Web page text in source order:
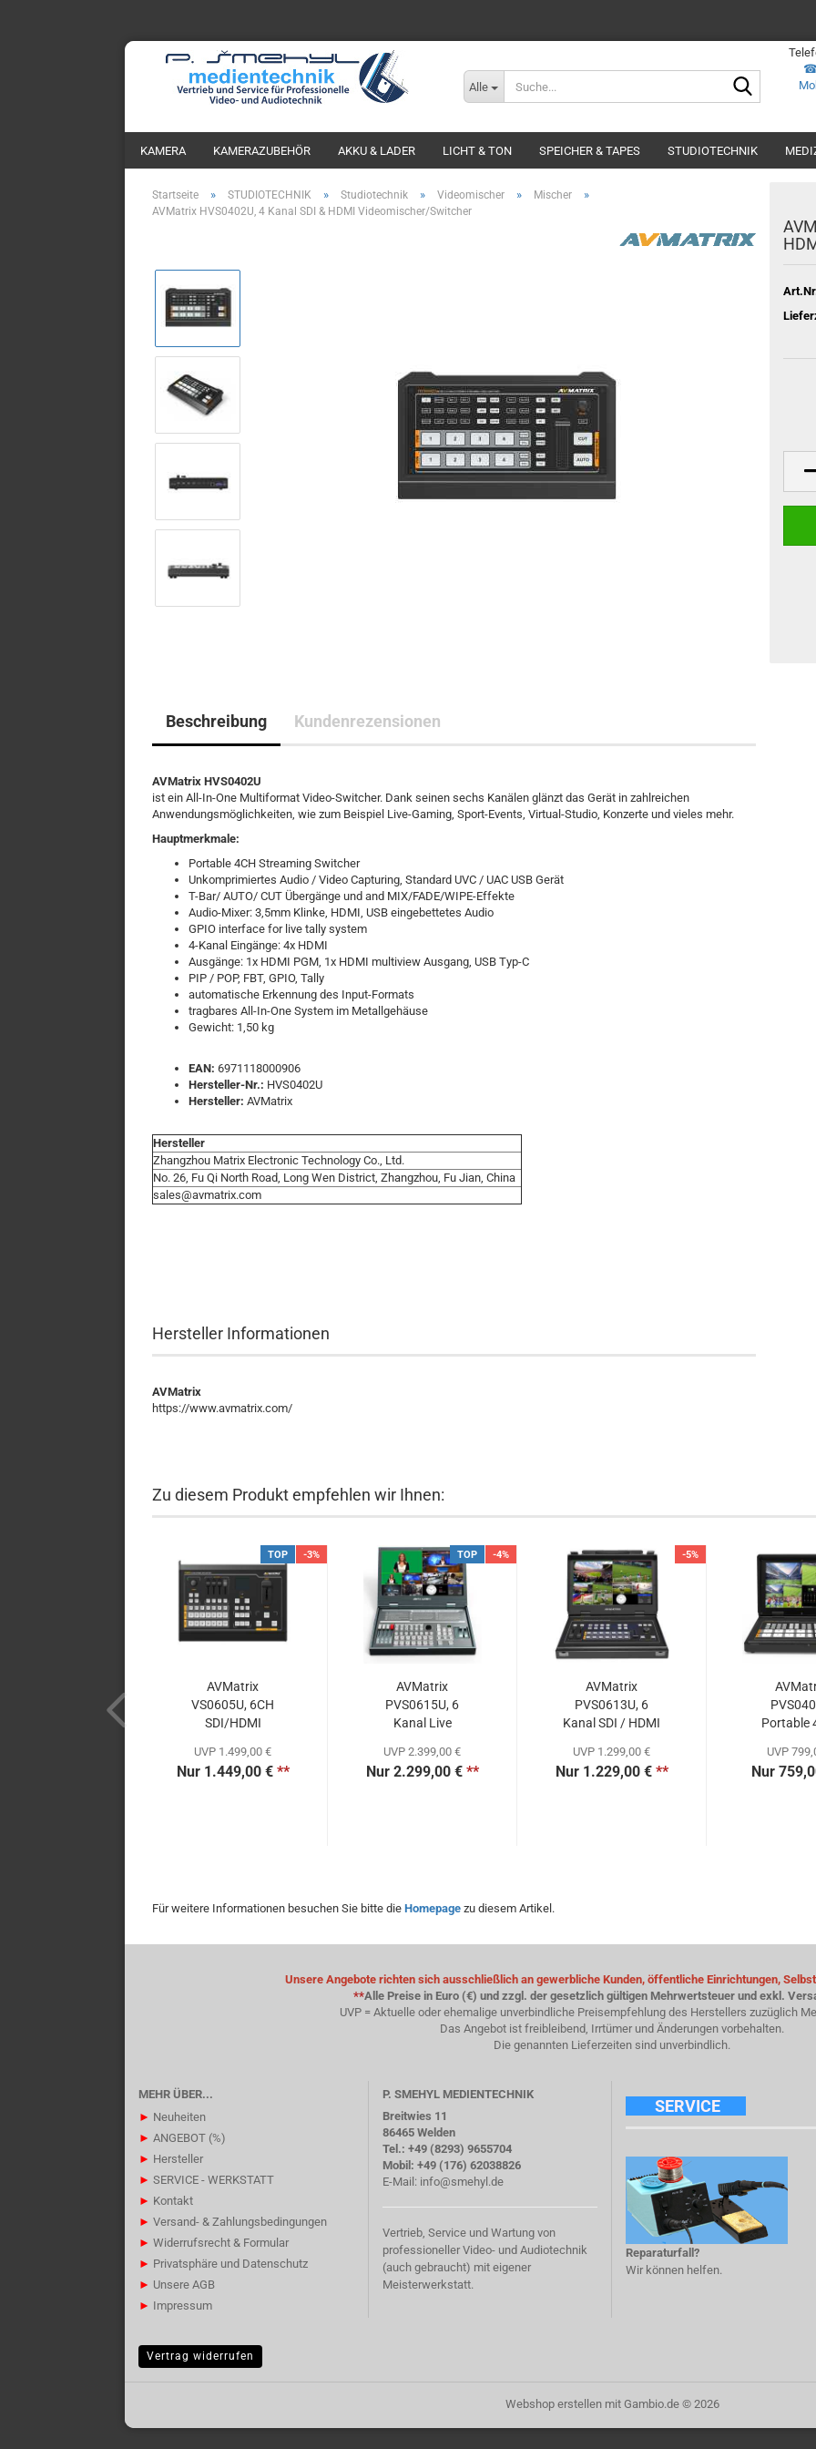
Alle
KAMERA KAMERAZUBEHÖR AKKU & LADER LICHT & TON SPEICHER & TAPES STUDIOTECHNIK
Startseite » STUDIOTECHNIK » Studiotechnik » Videomischer » Mischer »
AVMatrix HVS0402U, 4 Kanal SDI & HDMI Videomischer/Switcher
Beschreibung Kundenrezensionen
AVMatrix HVS0402U
ist ein All-In-One Multiformat Video-Switcher. Dank seinen sechs Kanälen glänzt das Gerät in zahlreichen
Anwendungsmöglichkeiten, wie zum Beispiel Live-Gaming, Sport-Events, Virtual-Studio, Konzerte und vieles mehr.
Hauptmerkmale:
Portable 4CH Streaming Switcher
Unkomprimiertes Audio / Video Capturing, Standard UVC / UAC USB Gerät
T-Bar/ AUTO/ CUT Übergänge und and MIX/FADE/WIPE-Effekte
Audio-Mixer: 3,5mm Klinke, HDMI, USB eingebettetes Audio
GPIO interface for live tally system
4-Kanal Eingänge: 4x HDMI
Ausgänge: 1x HDMI PGM, 1x HDMI multiview Ausgang, USB Typ-C
PIP / POP, FBT, GPIO, Tally
automatische Erkennung des Input-Formats
tragbares All-In-One System im Metallgehäuse
Gewicht: 1,50 kg
EAN: 6971118000906
Hersteller-Nr.: HVS0402U
Hersteller: AVMatrix
Hersteller
Zhangzhou Matrix Electronic Technology Co., Ltd.
No. 26, Fu Qi North Road, Long Wen District, Zhangzhou, Fu Jian, China
sales@avmatrix.com
Hersteller Informationen
AVMatrix
https://www.avmatrix.com/
Zu diesem Produkt empfehlen wir Ihnen:
TOP -3%
AVMatrix
VS0605U, 6CH
SDI/HDMI
UVP 1.499,00 €
Nur 1.449,00 €**
TOP -4%
AVMatrix
PVS0615U, 6
Kanal Live
UVP 2.399,00 €
Nur 2.299,00 €**
-5%
AVMatrix
PVS0613U, 6
Kanal SDI / HDMI
UVP 1.299,00 €
Nur 1.229,00 €**
Portable
UVP
Nur
Für weitere Informationen besuchen Sie bitte die Homepage zu diesem Artikel.
Unsere Angebote richten sich ausschließlich an gewerbliche Kunden, öffentliche Einrichtungen,
**Alle Preise in Euro (€) und zzgl. der gesetzlich gültigen Mehrwertsteuer und exkl.
UVP = Aktuelle oder ehemalige unverbindliche Preisempfehlung des Herstellers zuzüglich
Das Angebot ist freibleibend, Irrtümer und Änderungen vorbehalten.
Die genannten Lieferzeiten sind unverbindlich.
MEHR ÜBER...
► Neuheiten
► ANGEBOT (%)
► Hersteller
► SERVICE - WERKSTATT
► Kontakt
► Versand- & Zahlungsbedingungen
► Widerrufsrecht & Formular
► Privatsphäre und Datenschutz
► Unsere AGB
► Impressum
P. SMEHYL MEDIENTECHNIK
Breitwies 11
86465 Welden
Tel.: +49 (8293) 9655704
Mobil: +49 (176) 62038826
E-Mail: info@smehyl.de
Vertrieb, Service und Wartung von
professioneller Video- und Audiotechnik
(auch gebraucht) mit eigener
Meisterwerkstatt.
SERVICE
Reparaturfall?
Wir können helfen.
Vertrag widerrufen
Webshop erstellenmit Gambio.de © 2026